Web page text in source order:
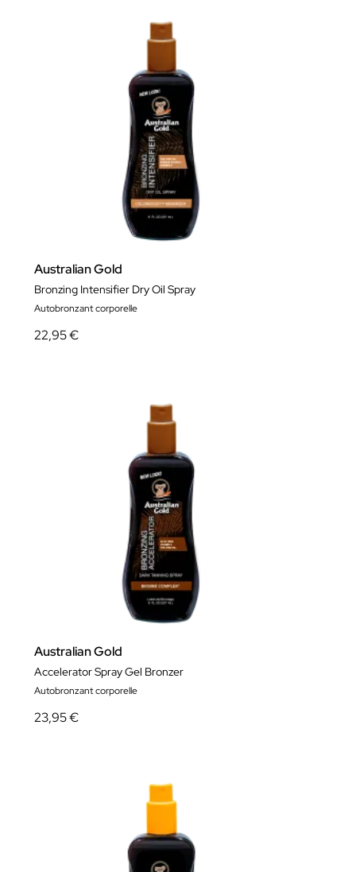
Australian Gold
Bronzing Intensifier Dry Oil Spray
Autobronzant corporelle
22,95 €
Australian Gold
Accelerator Spray Gel Bronzer
Autobronzant corporelle
23,95 €